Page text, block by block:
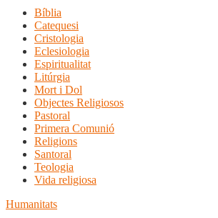
Bíblia
Catequesi
Cristologia
Eclesiologia
Espiritualitat
Litúrgia
Mort i Dol
Objectes Religiosos
Pastoral
Primera Comunió
Religions
Santoral
Teologia
Vida religiosa
Humanitats